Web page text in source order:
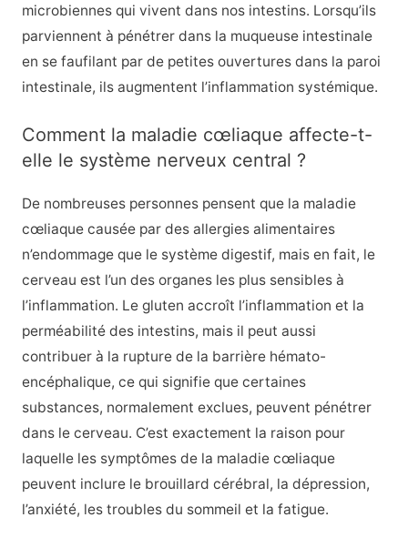
microbiennes qui vivent dans nos intestins. Lorsqu’ils
parviennent à pénétrer dans la muqueuse intestinale
en se faufilant par de petites ouvertures dans la paroi
intestinale, ils augmentent l’inflammation systémique.
Comment la maladie cœliaque affecte-t-
elle le système nerveux central ?
De nombreuses personnes pensent que la maladie
cœliaque causée par des allergies alimentaires
n’endommage que le système digestif, mais en fait, le
cerveau est l’un des organes les plus sensibles à
l’inflammation. Le gluten accroît l’inflammation et la
perméabilité des intestins, mais il peut aussi
contribuer à la rupture de la barrière hémato-
encéphalique, ce qui signifie que certaines
substances, normalement exclues, peuvent pénétrer
dans le cerveau. C’est exactement la raison pour
laquelle les symptômes de la maladie cœliaque
peuvent inclure le brouillard cérébral, la dépression,
l’anxiété, les troubles du sommeil et la fatigue.